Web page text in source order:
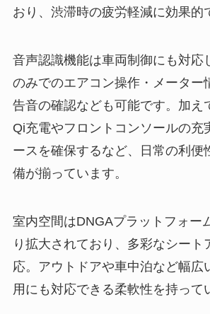
おり、渋滞時の疲労軽減に効果的
音声認識機能は車両制御にも対応
のみでのエアコン操作・メーター
告音の確認なども可能です。加え
Qi充電やフロントコンソールの充
ースを確保するなど、日常の利便
備が揃っています。
室内空間はDNGAプラットフォー
り拡大されており、多彩なシート
応。アウトドアや車中泊など幅広
用にも対応できる柔軟性を持って